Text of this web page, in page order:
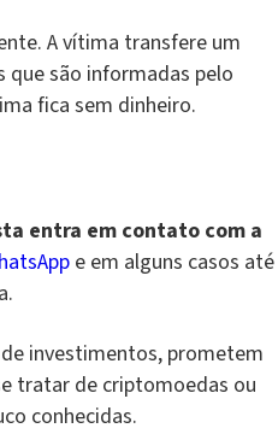
A vítima transfere um
que são informadas pelo
fica sem dinheiro.
entra em contato com a
e em alguns casos até
investimentos, prometem
tratar de criptomoedas ou
conhecidas.